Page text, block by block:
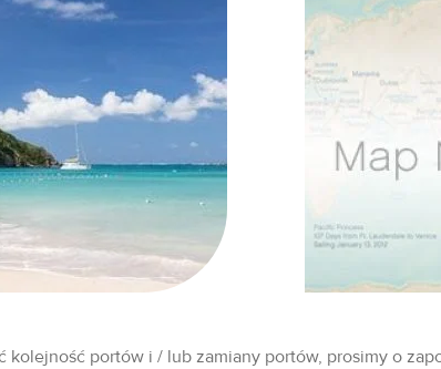
kolejność portów i / lub zamiany portów, prosimy o